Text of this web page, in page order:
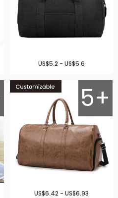
US$5.2 - US$5.6
5+
US$6.42 - US$6.93